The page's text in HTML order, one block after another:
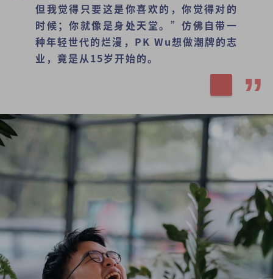
但我觉得只要这是你喜欢的，你觉得对的
时候；你就像是身处天堂。”仿佛自带一
种年轻世代的烂漫，PK Wu想做潮牌的志
业，竟是从15岁开始的。